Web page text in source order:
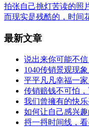
拍张自己挑灯苦读的照
而现实是残酷的，时间
最新文章
说出来你可能不
1040传销景观现
平平凡凡幸福一家
传销赔钱不可怕
我们曾擁有的快
如何让自己感兴
捋一捋时间线，